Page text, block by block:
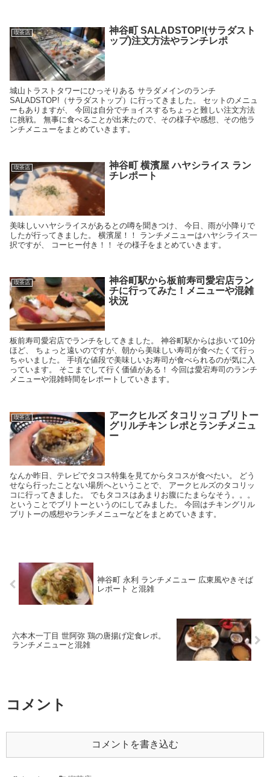
喫茶店
神谷町 SALADSTOP!(サラダスト
ップ)注文方法やランチレポ
城山トラストタワーにひっそりある サラダメインのランチ
SALADSTOP!（サラダストップ）に行ってきました。 セットのメニュ
ーもありますが、 今回は自分でチョイスするちょっと難しい注文方法
に挑戦。 無事に食べることが出来たので、その様子や感想、その他ラ
ンチメニューをまとめていきます。
喫茶店
神谷町 横濱屋 ハヤシライス ラン
チレポート
美味しいハヤシライスがあるとの噂を聞きつけ、 今日、雨が小降りで
したが行ってきました。 横濱屋！！ ランチメニューはハヤシライス一
択ですが、 コーヒー付き！！ その様子をまとめていきます。
喫茶店
神谷町駅から板前寿司愛宕店ラン
チに行ってみた！メニューや混雑
状況
板前寿司愛宕店でランチをしてきました。 神谷町駅からは歩いて10分
ほど、 ちょっと遠いのですが、朝から美味しい寿司が食べたくて行っ
ちゃいました。 手頃な値段で美味しいお寿司が食べられるのが気に入
っています。 そこまでして行く価値がある！ 今回は愛宕寿司のランチ
メニューや混雑時間をレポートしていきます。
喫茶店
アークヒルズ タコリッコ ブリトー
グリルチキン レポとランチメニュ
ー
なんか昨日、テレビでタコス特集を見てからタコスが食べたい。 どう
せなら行ったことない場所へということで、 アークヒルズのタコリッ
コに行ってきました。 でもタコスはあまりお腹にたまらなそう。。。
ということでブリトーというのにしてみました。 今回はチキングリル
ブリトーの感想やランチメニューなどをまとめていきます。
神谷町 永利 ランチメニュー 広東風やきそば
レポート と混雑
六本木一丁目 世阿弥 鶏の唐揚げ定食レポ。
ランチメニューと混雑
コメント
コメントを書き込む